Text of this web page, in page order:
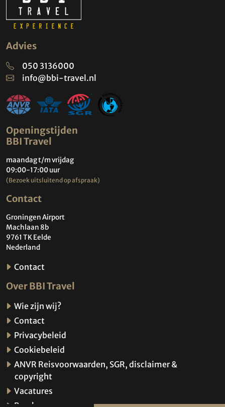
Advies
050 3136000
info@bbi-travel.nl
Openingstijden
BBI Travel
maandag t/m vrijdag
09:00-17:00 uur
(Bezoek uitsluitend op afspraak)
Contact
Groningen Airport
Machlaan 8b
9761 TK Eelde
Nederland
Contact
Over BBI Travel
Wie zijn wij?
Contact
Privacybeleid
Cookiebeleid
ANVR Reisvoorwaarden, SGR, disclaimer &
copyright
Vacatures